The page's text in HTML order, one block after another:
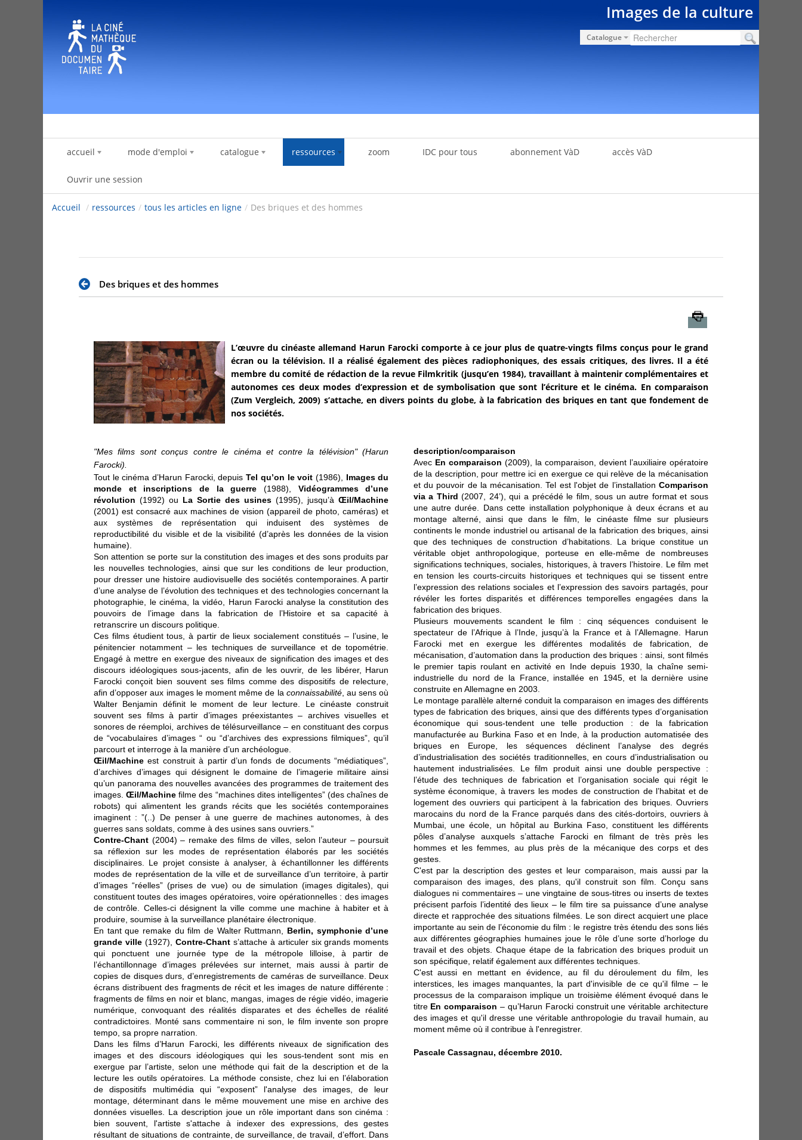
Images de la culture
Catalogue
accueil mode d'emploi catalogue ressources zoom IDC pour tous abonnement VàD accès VàD
Ouvrir une session
Accueil / ressources / tous les articles en ligne / Des briques et des hommes
Des briques et des hommes
L’œuvre du cinéaste allemand Harun Farocki comporte à ce jour plus de quatre-vingts films conçus pour le grand
écran ou la télévision. Il a réalisé également des pièces radiophoniques, des essais critiques, des livres. Il a été
membre du comité de rédaction de la revue Filmkritik (jusqu’en 1984), travaillant à maintenir complémentaires et
autonomes ces deux modes d’expression et de symbolisation que sont l’écriture et le cinéma. En comparaison
(Zum Vergleich, 2009) s’attache, en divers points du globe, à la fabrication des briques en tant que fondement de
nos sociétés.
"Mes films sont conçus contre le cinéma et contre la télévision" (Harun
Farocki).
Tout le cinéma d’Harun Farocki, depuisTel qu’on le voit (1986), Images du
monde et inscriptions de la guerre (1988), Vidéogrammes d’une
révolution (1992) ou La Sortie des usines (1995), jusqu’àŒil/Machine
(2001) est consacré aux machines de vision (appareil de photo, caméras) et
aux systèmes de représentation qui induisent des systèmes de
reproductibilité du visible et de la visibilité (d’après les données de la vision
humaine).
Son attention se porte sur la constitution des images et des sons produits par
les nouvelles technologies, ainsi que sur les conditions de leur production,
pour dresser une histoire audiovisuelle des sociétés contemporaines. A partir
d’une analyse de l’évolution des techniques et des technologies concernant la
photographie, le cinéma, la vidéo, Harun Farocki analyse la constitution des
pouvoirs de l’image dans la fabrication de l’Histoire et sa capacité à
retranscrire un discours politique.
Ces films étudient tous, à partir de lieux socialement constitués – l’usine, le
pénitencier notamment – les techniques de surveillance et de topométrie.
Engagé à mettre en exergue des niveaux de signification des images et des
discours idéologiques sous-jacents, afin de les ouvrir, de les libérer, Harun
Farocki conçoit bien souvent ses films comme des dispositifs de relecture,
afin d’opposer aux images le moment même de la connaissabilité, au sens où
Walter Benjamin définit le moment de leur lecture. Le cinéaste construit
souvent ses films à partir d’images préexistantes – archives visuelles et
sonores de réemploi, archives de télésurveillance – en constituant des corpus
de “vocabulaires d’images “ ou “d’archives des expressions filmiques”, qu’il
parcourt et interroge à la manière d’un archéologue.
Œil/Machine est construit à partir d’un fonds de documents “médiatiques”,
d’archives d’images qui désignent le domaine de l’imagerie militaire ainsi
qu’un panorama des nouvelles avancées des programmes de traitement des
images.Œil/Machine filme des “machines dites intelligentes” (des chaînes de
robots) qui alimentent les grands récits que les sociétés contemporaines
imaginent : ”(..) De penser à une guerre de machines autonomes, à des
guerres sans soldats, comme à des usines sans ouvriers.”
Contre-Chant (2004) – remake des films de villes, selon l’auteur – poursuit
sa réflexion sur les modes de représentation élaborés par les sociétés
disciplinaires. Le projet consiste à analyser, à échantillonner les différents
modes de représentation de la ville et de surveillance d’un territoire, à partir
d’images “réelles” (prises de vue) ou de simulation (images digitales), qui
constituent toutes des images opératoires, voire opérationnelles : des images
de contrôle. Celles-ci désignent la ville comme une machine à habiter et à
produire, soumise à la surveillance planétaire électronique.
En tant que remake du film de Walter Ruttmann, Berlin, symphonie d’une
grande ville (1927), Contre-Chants’attache à articuler six grands moments
qui ponctuent une journée type de la métropole lilloise, à partir de
l’échantillonnage d’images prélevées sur internet, mais aussi à partir de
copies de disques durs, d’enregistrements de caméras de surveillance. Deux
écrans distribuent des fragments de récit et les images de nature différente :
fragments de films en noir et blanc, mangas, images de régie vidéo, imagerie
numérique, convoquant des réalités disparates et des échelles de réalité
contradictoires. Monté sans commentaire ni son, le film invente son propre
tempo, sa propre narration.
Dans les films d’Harun Farocki, les différents niveaux de signification des
images et des discours idéologiques qui les sous-tendent sont mis en
exergue par l’artiste, selon une méthode qui fait de la description et de la
lecture les outils opératoires. La méthode consiste, chez lui en l’élaboration
de dispositifs multimédia qui “exposent” l'analyse des images, de leur
montage, déterminant dans le même mouvement une mise en archive des
données visuelles. La description joue un rôle important dans son cinéma :
bien souvent, l'artiste s'attache à indexer des expressions, des gestes
résultant de situations de contrainte, de surveillance, de travail, d’effort. Dans
description/comparaison
Avec En comparaison (2009), la comparaison, devient l’auxiliaire opératoire
de la description, pour mettre ici en exergue ce qui relève de la mécanisation
et du pouvoir de la mécanisation. Tel est l'objet de l’installation Comparison
via a Third (2007, 24’), qui a précédé le film, sous un autre format et sous
une autre durée. Dans cette installation polyphonique à deux écrans et au
montage alterné, ainsi que dans le film, le cinéaste filme sur plusieurs
continents le monde industriel ou artisanal de la fabrication des briques, ainsi
que des techniques de construction d’habitations. La brique constitue un
véritable objet anthropologique, porteuse en elle-même de nombreuses
significations techniques, sociales, historiques, à travers l’histoire. Le film met
en tension les courts-circuits historiques et techniques qui se tissent entre
l’expression des relations sociales et l’expression des savoirs partagés, pour
révéler les fortes disparités et différences temporelles engagées dans la
fabrication des briques.
Plusieurs mouvements scandent le film : cinq séquences conduisent le
spectateur de l’Afrique à l’Inde, jusqu’à la France et à l’Allemagne. Harun
Farocki met en exergue les différentes modalités de fabrication, de
mécanisation, d’automation dans la production des briques : ainsi, sont filmés
le premier tapis roulant en activité en Inde depuis 1930, la chaîne semi-
industrielle du nord de la France, installée en 1945, et la dernière usine
construite en Allemagne en 2003.
Le montage parallèle alterné conduit la comparaison en images des différents
types de fabrication des briques, ainsi que des différents types d’organisation
économique qui sous-tendent une telle production : de la fabrication
manufacturée au Burkina Faso et en Inde, à la production automatisée des
briques en Europe, les séquences déclinent l’analyse des degrés
d’industrialisation des sociétés traditionnelles, en cours d’industrialisation ou
hautement industrialisées. Le film produit ainsi une double perspective :
l’étude des techniques de fabrication et l’organisation sociale qui régit le
système économique, à travers les modes de construction de l’habitat et de
logement des ouvriers qui participent à la fabrication des briques. Ouvriers
marocains du nord de la France parqués dans des cités-dortoirs, ouvriers à
Mumbai, une école, un hôpital au Burkina Faso, constituent les différents
pôles d’analyse auxquels s’attache Farocki en filmant de très près les
hommes et les femmes, au plus près de la mécanique des corps et des
gestes.
C'est par la description des gestes et leur comparaison, mais aussi par la
comparaison des images, des plans, qu'il construit son film. Conçu sans
dialogues ni commentaires – une vingtaine de sous-titres ou inserts de textes
précisent parfois l’identité des lieux – le film tire sa puissance d’une analyse
directe et rapprochée des situations filmées. Le son direct acquiert une place
importante au sein de l’économie du film : le registre très étendu des sons liés
aux différentes géographies humaines joue le rôle d’une sorte d’horloge du
travail et des objets. Chaque étape de la fabrication des briques produit un
son spécifique, relatif également aux différentes techniques.
C'est aussi en mettant en évidence, au fil du déroulement du film, les
interstices, les images manquantes, la part d'invisible de ce qu'il filme – le
processus de la comparaison implique un troisième élément évoqué dans le
titre En comparaison – qu’Harun Farocki construit une véritable architecture
des images et qu'il dresse une véritable anthropologie du travail humain, au
moment même où il contribue à l'enregistrer.
Pascale Cassagnau, décembre 2010.